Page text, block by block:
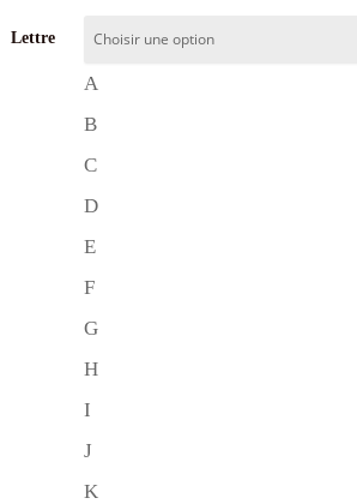
Lettre
A
B
C
D
E
F
G
H
I
J
K